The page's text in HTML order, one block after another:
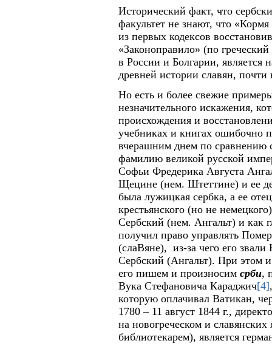
Исторический факт, что
факультет не знают, что
из первых кодексов
«Законоправило» (по греческий
в России и Болгарии,
древней истории славян, почти
Но есть и более свежие
незначительного искажения,
происхождения и
учебниках и книгах ошибочно
вчерашним днем по сравнению
фамилию великой русской
Софьи Фредерика Августа
Щецине (нем. Штеттине) и ее
была лужицкая сербка, а ее
крестьянского (но не
Сербский (нем. Ангальт) и как
получил право управлять
(слаВяне), из-за чего его
Сербский (Ангальт). При этом
его пишем и произносимсрби,
Вука Стефановича Караджич[4]
которую оплачивал Ватикан,
1780 – 11 август 1844 г.,
на новогреческом и
библиотекарем), является